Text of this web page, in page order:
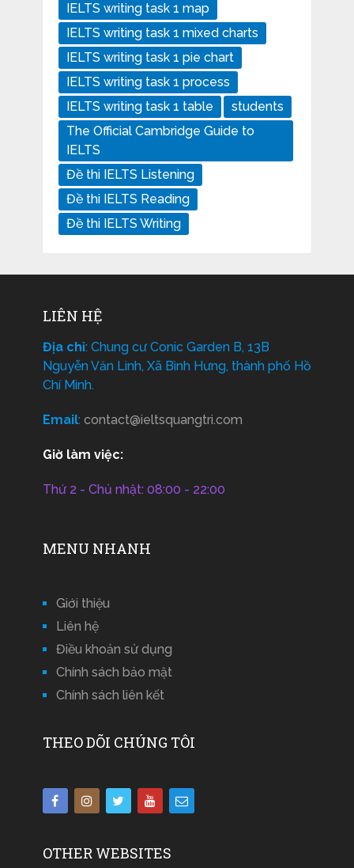
IELTS writing task 1 map
IELTS writing task 1 mixed charts
IELTS writing task 1 pie chart
IELTS writing task 1 process
IELTS writing task 1 table
students
The Official Cambridge Guide to
IELTS
Đề thi IELTS Listening
Đề thi IELTS Reading
Đề thi IELTS Writing
LIÊN HỆ
Địa chỉ: Chung cư Conic Garden B, 13B
Nguyễn Văn Linh, Xã Bình Hưng, thành phố Hồ
Chí Minh.
Email: contact@ieltsquangtri.com
Giờ làm việc:
Thứ 2 - Chủ nhật: 08:00 - 22:00
MENU NHANH
Giới thiệu
Liên hệ
Điều khoản sử dụng
Chính sách bảo mật
Chính sách liên kết
THEO DÕI CHÚNG TÔI
OTHER WEBSITES